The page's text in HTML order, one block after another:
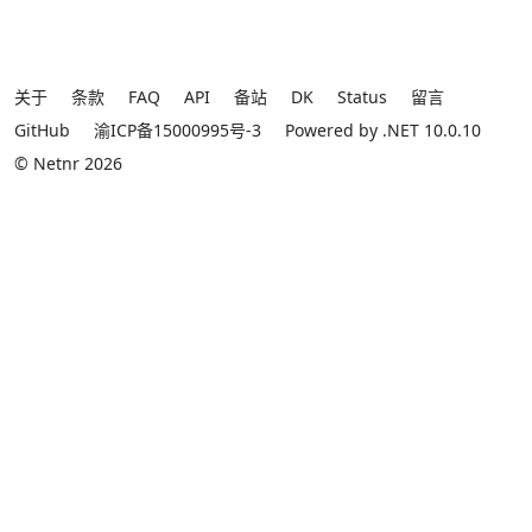
关于 条款 FAQ API 备站 DK Status
留言
GitHub
渝ICP备15000995号-3
Powered by .NET 10.0.10
© Netnr 2026